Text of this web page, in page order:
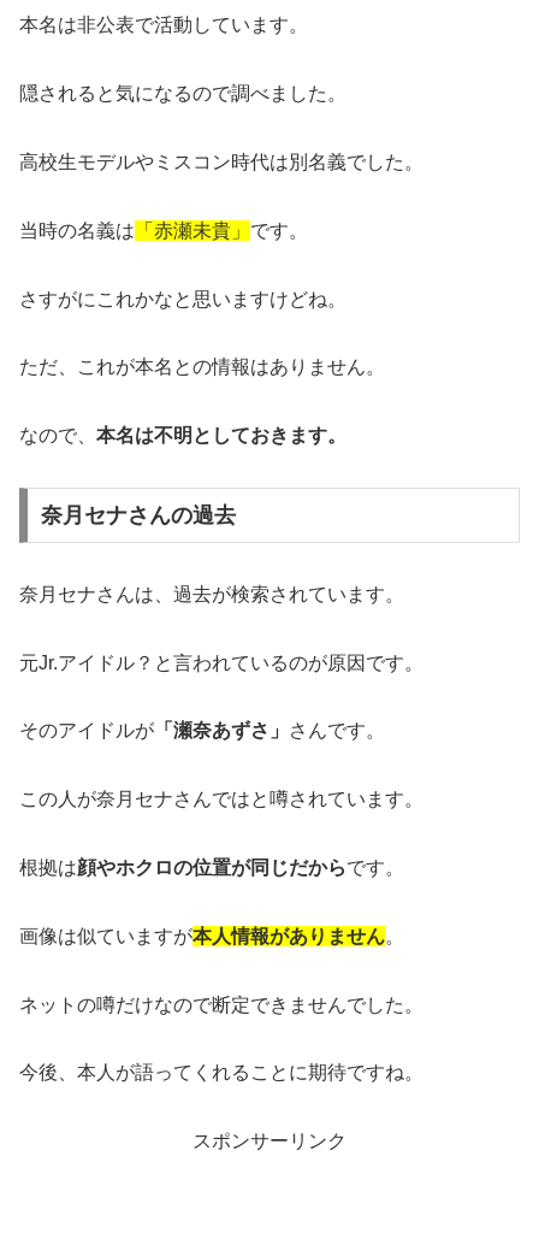
本名は非公表で活動しています。
隠されると気になるので調べました。
高校生モデルやミスコン時代は別名義でした。
当時の名義は 「赤瀬未貴」 です。
さすがにこれかなと思いますけどね。
ただ、これが本名との情報はありません。
なので、 本名は不明としておきます。
奈月セナさんの過去
奈月セナさんは、過去が検索されています。
元Jr.アイドル？と言われているのが原因です。
そのアイドルが 「瀬奈あずさ」 さんです。
この人が奈月セナさんではと噂されています。
根拠は顔やホクロの位置が同じだからです。
画像は似ていますが本人情報がありません。
ネットの噂だけなので断定できませんでした。
今後、本人が語ってくれることに期待ですね。
スポンサーリンク